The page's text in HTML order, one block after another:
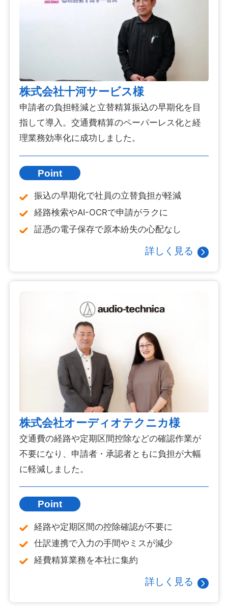
株式会社十河サービス様
申請者の負担軽減と立替精算振込の早期化を目
指して導入。交通費精算のペーパーレス化と経
理業務効率化に成功しました。
Point
振込の早期化で社員の立替負担が軽減
経路検索やAI-OCRで申請がラクに
証憑の電子保存で原本紛失の心配なし
詳しく見る
株式会社オーディオテクニカ様
交通費の経路や定期区間控除などの確認作業が
不要になり、申請者・承認者ともに負担が大幅
に軽減しました。
Point
経路や定期区間の控除確認が不要に
仕訳連携で入力の手間やミスが減少
経費精算業務を本社に集約
詳しく見る